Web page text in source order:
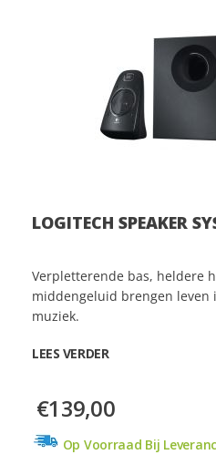
LOGITECH SPEAKER
Verpletterende bas, heldere
middengeluid brengen leven
muziek.
LEES VERDER
€139,00
Op Voorraad Bij